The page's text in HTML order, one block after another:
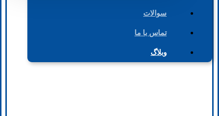
سوالات
تماس با ما
وبلاگ